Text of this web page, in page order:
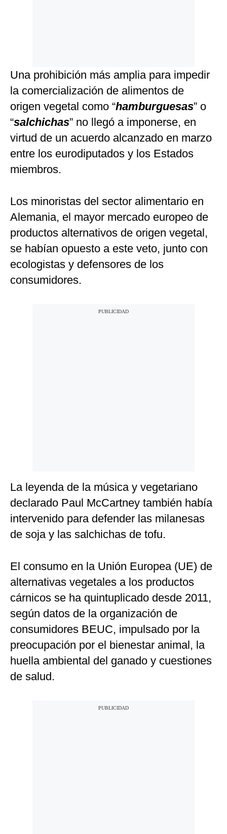
Una prohibición más amplia para impedir
la comercialización de alimentos de
origen vegetal como “hamburguesas” o
“salchichas” no llegó a imponerse, en
virtud de un acuerdo alcanzado en marzo
entre los eurodiputados y los Estados
miembros.
Los minoristas del sector alimentario en
Alemania, el mayor mercado europeo de
productos alternativos de origen vegetal,
se habían opuesto a este veto, junto con
ecologistas y defensores de los
consumidores.
La leyenda de la música y vegetariano
declarado Paul McCartney también había
intervenido para defender las milanesas
de soja y las salchichas de tofu.
El consumo en la Unión Europea (UE) de
alternativas vegetales a los productos
cárnicos se ha quintuplicado desde 2011,
según datos de la organización de
consumidores BEUC, impulsado por la
preocupación por el bienestar animal, la
huella ambiental del ganado y cuestiones
de salud.